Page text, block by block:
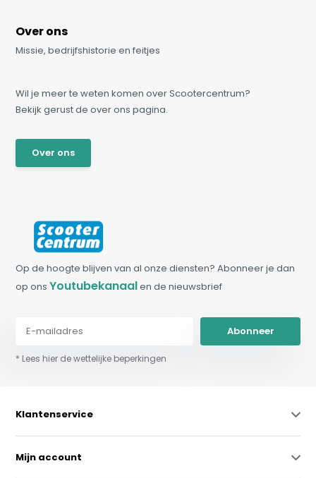
Over ons
Missie, bedrijfshistorie en feitjes
Wil je meer te weten komen over Scootercentrum?
Bekijk gerust de over ons pagina.
Over ons
Op de hoogte blijven van al onze diensten? Abonneer je dan
op onsYoutubekanaalen de nieuwsbrief
Abonneer
* Lees hier de wettelijke beperkingen
Klantenservice
Mijn account